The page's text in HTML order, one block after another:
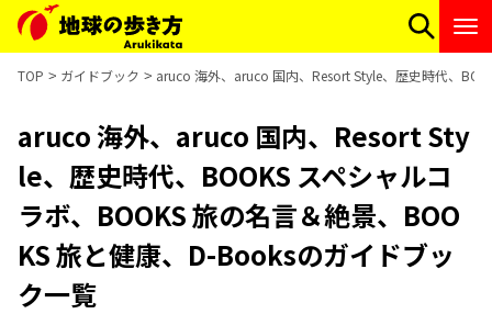
TOP ガイドブック aruco 海外、aruco 国内、Resort Style、歴史時代、
aruco 海外、aruco 国内、Resort Sty
le、歴史時代、BOOKS スペシャルコ
ラボ、BOOKS 旅の名言＆絶景、BOO
KS 旅と健康、D-Booksのガイドブッ
ク一覧